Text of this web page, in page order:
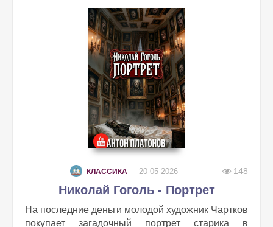
КЛАССИКА 20-05-2026 148
Николай Гоголь - Портрет
На последние деньги молодой художник Чартков
покупает загадочный портрет старика в